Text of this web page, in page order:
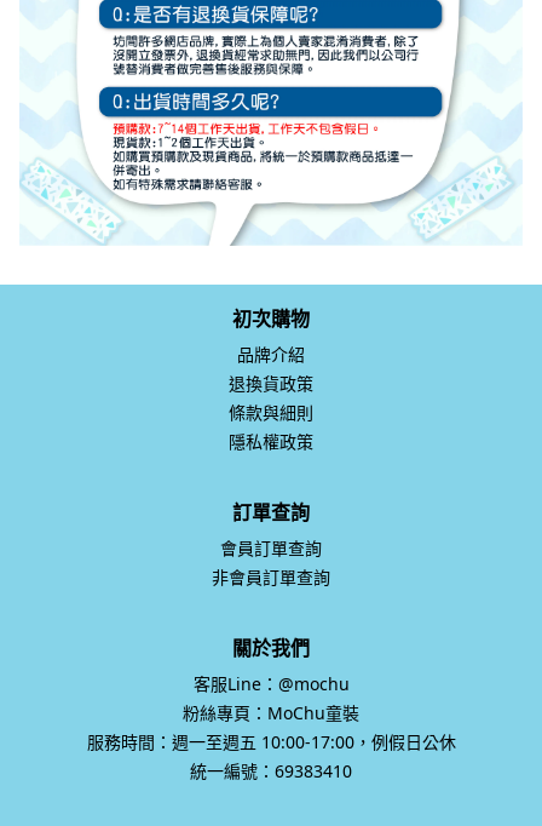
初次購物
品牌介紹
退換貨政策
條款與細則
隱私權政策
訂單查詢
會員訂單查詢
非會員訂單查詢
關於我們
客服Line：@mochu
粉絲專頁：MoChu童裝
服務時間：週一至週五 10:00-17:00，例假日公休
統一編號：69383410